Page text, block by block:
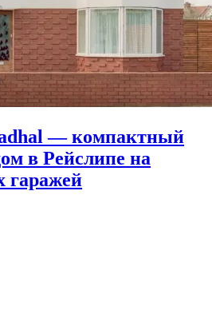
— компактный
в Рейслипе на
гаражей